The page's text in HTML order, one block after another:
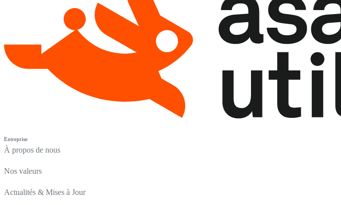
Entreprise
À propos de nous
Nos valeurs
Actualités & Mises à Jour